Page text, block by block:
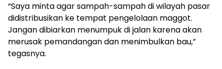
“Saya minta agar sampah-sampah di wilayah pasar
didistribusikan ke tempat pengelolaan maggot.
Jangan dibiarkan menumpuk di jalan karena akan
merusak pemandangan dan menimbulkan bau,”
tegasnya.